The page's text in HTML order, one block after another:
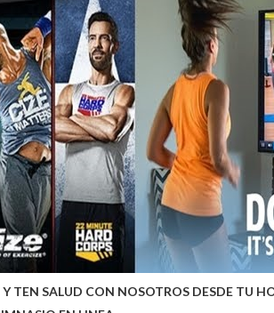
TEN SALUD CON NOSOTROS DESDE TU